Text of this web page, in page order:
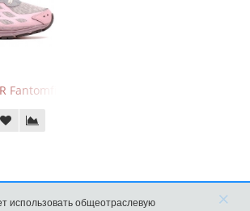
Fantomfit Ice Wine
использовать общеотраслевую
×